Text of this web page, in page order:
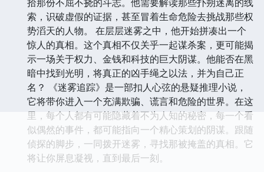
索，识破虚假的证据，甚至冒着生命危险去挑战那些权
势滔天的人物。 在层层迷雾之中，他开始拼凑出一个
惊人的真相。这个真相不仅关乎一起谋杀案，更可能揭
示一场关于权力、金钱和科技的巨大阴谋。他能否在黑
暗中找到光明，将真正的凶手绳之以法，并为自己正
名？ 《迷雾追踪》是一部扣人心弦的悬疑推理小说，
它将带你进入一个充满欺骗、谎言和危险的世界。在这
里，每个人都有可能隐藏着不为人知的秘密，每一个看
似偶然的事件，都可能指向一个精心策划的阴谋。跟随
侦探的脚步，一同拨开迷雾，寻找那被掩盖的真相。它
将让你屏息凝视，直到最后一刻。